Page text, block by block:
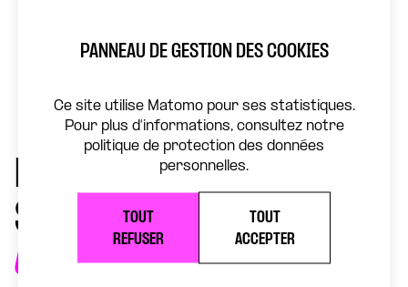
La conversation sera animée par
FESTIVAL « UKRAINE, UN
SOUFFLE DE LIBERTÉ »
CRÉER POUR RÉSISTER
PANNEAU DE GESTION DES COOKIES
Ce site utilise Matomo pour ses statistiques.
Pour plus d'informations, consultez notre
politique de protection des données
personnelles.
TOUT
REFUSER
TOUT
ACCEPTER